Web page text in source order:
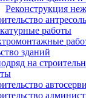
Реконструкция
работы
зданий
на